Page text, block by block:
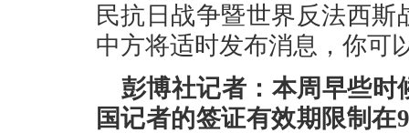
民抗日战争暨世界反法西
中方将适时发布消息，你可
彭博社记者：本周早些
国记者的签证有效期限制